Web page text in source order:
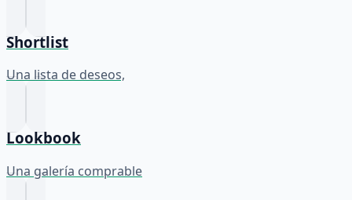
Shortlist
Una lista de deseos,
Lookbook
Una galería comprable